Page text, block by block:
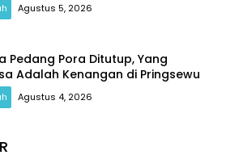
Agustus 5, 2026
Pedang Pora Ditutup, Yang
Adalah Kenangan di Pringsewu
Agustus 4, 2026